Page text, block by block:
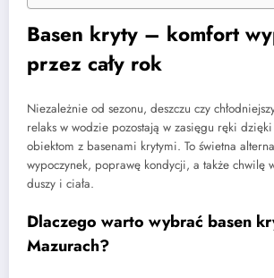
Basen kryty – komfort
przez cały rok
Niezależnie od sezonu, deszczu czy
relaks w wodzie pozostają w zasięgu ręki dzięki
obiektom z basenami krytymi. To świetna
wypoczynek, poprawę kondycji, a także chwilę
duszy i ciała.
Dlaczego warto wybrać basen
Mazurach?